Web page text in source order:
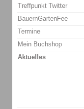
Treffpunkt Twitter
BauernGartenFee
Termine
Mein Buchshop
Aktuelles